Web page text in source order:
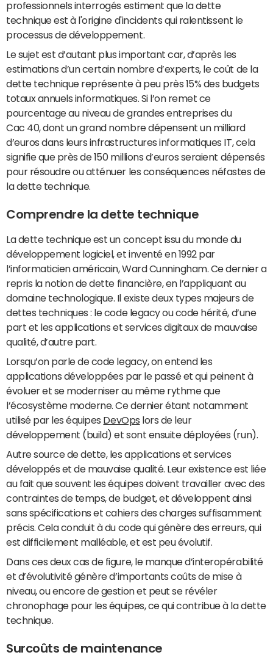
professionnels interrogés estiment que la dette
technique est à l'origine d'incidents qui ralentissent le
processus de développement.
Le sujet est d’autant plus important car, d’après les
estimations d’un certain nombre d’experts, le coût de la
dette technique représente à peu près 15% des budgets
totaux annuels informatiques. Si l’on remet ce
pourcentage au niveau de grandes entreprises du
Cac 40, dont un grand nombre dépensent un milliard
d’euros dans leurs infrastructures informatiques IT, cela
signifie que près de 150 millions d’euros seraient dépensés
pour résoudre ou atténuer les conséquences néfastes de
la dette technique.
Comprendre la dette technique
La dette technique est un concept issu du monde du
développement logiciel, et inventé en 1992 par
l’informaticien américain, Ward Cunningham. Ce dernier a
repris la notion de dette financière, en l’appliquant au
domaine technologique. Il existe deux types majeurs de
dettes techniques : le code legacy ou code hérité, d’une
part et les applications et services digitaux de mauvaise
qualité, d’autre part.
Lorsqu’on parle de code legacy, on entend les
applications développées par le passé et qui peinent à
évoluer et se moderniser au même rythme que
l’écosystème moderne. Ce dernier étant notamment
utilisé par les équipes DevOps lors de leur
développement (build) et sont ensuite déployées (run).
Autre source de dette, les applications et services
développés et de mauvaise qualité. Leur existence est liée
au fait que souvent les équipes doivent travailler avec des
contraintes de temps, de budget, et développent ainsi
sans spécifications et cahiers des charges suffisamment
précis. Cela conduit à du code qui génère des erreurs, qui
est difficilement malléable, et est peu évolutif.
Dans ces deux cas de figure, le manque d’interopérabilité
et d’évolutivité génère d’importants coûts de mise à
niveau, ou encore de gestion et peut se révéler
chronophage pour les équipes, ce qui contribue à la dette
technique.
Surcoûts de maintenance